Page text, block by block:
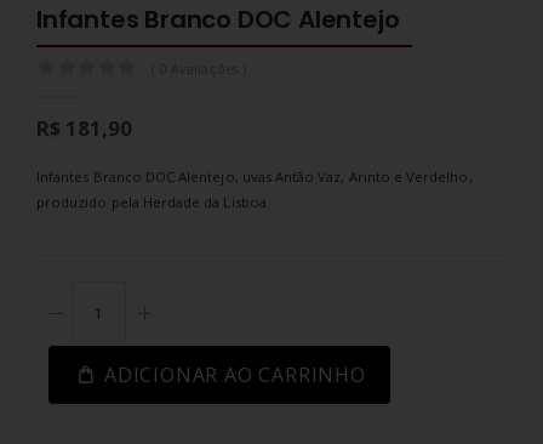
Infantes Branco DOC Alentejo
R$ 181,90
Infantes Branco DOC Alentejo, uvas Antão Vaz, Arinto e Verdelho,
produzido pela Herdade da Lisboa
ADICIONAR AO CARRINHO